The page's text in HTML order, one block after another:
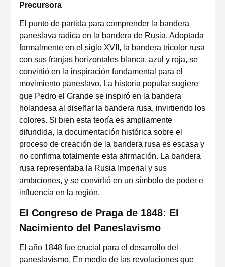
Precursora
El punto de partida para comprender la bandera
paneslava radica en la bandera de Rusia. Adoptada
formalmente en el siglo XVII, la bandera tricolor rusa
con sus franjas horizontales blanca, azul y roja, se
convirtió en la inspiración fundamental para el
movimiento paneslavo. La historia popular sugiere
que Pedro el Grande se inspiró en la bandera
holandesa al diseñar la bandera rusa, invirtiendo los
colores. Si bien esta teoría es ampliamente
difundida, la documentación histórica sobre el
proceso de creación de la bandera rusa es escasa y
no confirma totalmente esta afirmación. La bandera
rusa representaba la Rusia Imperial y sus
ambiciones, y se convirtió en un símbolo de poder e
influencia en la región.
El Congreso de Praga de 1848: El
Nacimiento del Paneslavismo
El año 1848 fue crucial para el desarrollo del
paneslavismo. En medio de las revoluciones que